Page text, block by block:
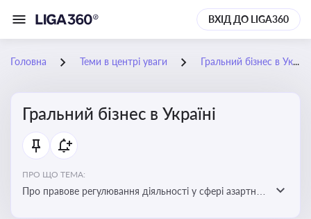
ВХІД ДО LIGA360
Головна Теми в центрі уваги Гральний бізнес в Україні
Гральний бізнес в Україні
ПРО ЩО ТЕМА:
Про правове регулювання діяльності у сфері азартних